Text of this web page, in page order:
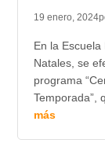
19 enero, 2024
En la
Natales, se
programa
Temporada”,
más